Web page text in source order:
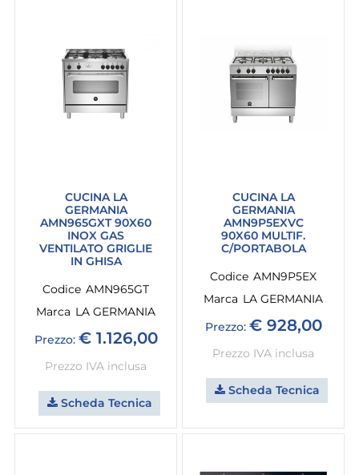
CUCINA LA
GERMANIA
AMN965GXT 90X60
INOX GAS
VENTILATO GRIGLIE
IN GHISA
Codice AMN965GT
Marca LA GERMANIA
Prezzo: € 1.126,00
Prezzo IVA inclusa
Scheda Tecnica
CUCINA LA
GERMANIA
AMN9P5EXVC
90X60 MULTIF.
C/PORTABOLA
Codice AMN9P5EX
Marca LA GERMANIA
Prezzo: € 928,00
Prezzo IVA inclusa
Scheda Tecnica